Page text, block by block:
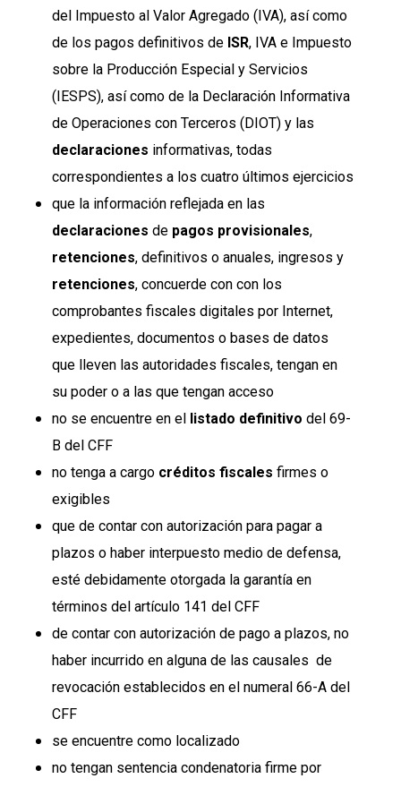
del Impuesto al Valor Agregado (IVA), así como
de los pagos definitivos de ISR, IVA e Impuesto
sobre la Producción Especial y Servicios
(IESPS), así como de la Declaración Informativa
de Operaciones con Terceros (DIOT) y las
declaraciones informativas, todas
correspondientes a los cuatro últimos ejercicios
que la información reflejada en las
declaraciones de pagos provisionales,
retenciones, definitivos o anuales, ingresos y
retenciones, concuerde con con los
comprobantes fiscales digitales por Internet,
expedientes, documentos o bases de datos
que lleven las autoridades fiscales, tengan en
su poder o a las que tengan acceso
no se encuentre en el listado definitivo del 69-
B del CFF
no tenga a cargo créditos fiscales firmes o
exigibles
que de contar con autorización para pagar a
plazos o haber interpuesto medio de defensa,
esté debidamente otorgada la garantía en
términos del artículo 141 del CFF
de contar con autorización de pago a plazos, no
haber incurrido en alguna de las causales de
revocación establecidos en el numeral 66-A del
CFF
se encuentre como localizado
no tengan sentencia condenatoria firme por